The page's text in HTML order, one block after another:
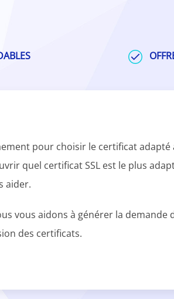
pour choisir le certificat
quel certificat SSL est le plus
aider.
vous aidons à générer la demande
des certificats.